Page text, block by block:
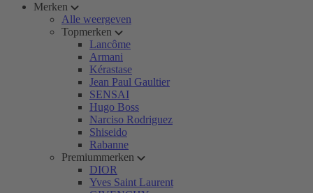
Merken
Alle weergeven
Topmerken
Lancôme
Armani
Kérastase
Jean Paul Gaultier
SENSAI
Hugo Boss
Narciso Rodriguez
Shiseido
Rabanne
Premiummerken
DIOR
Yves Saint Laurent